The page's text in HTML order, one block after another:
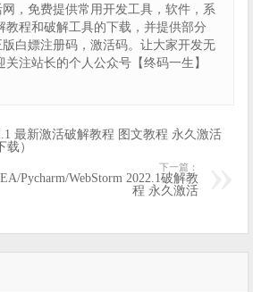
，免费提供常用开发工具，软件，系
教程和破解工具的下载，并提供部分
白嫖注册码，激活码。让大家开发无
关注站长的个人公众号【终码一生】
最新激活破解教程 图文教程 永久激活
）
下一篇：
Pycharm/WebStorm 2022.1破解教
程 永久激活